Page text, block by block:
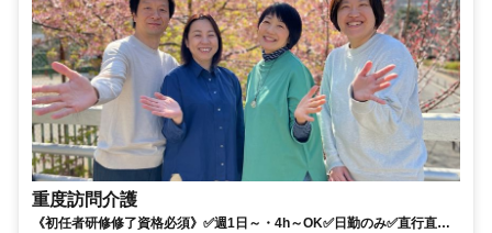
重度訪問介護
《初任者研修修了資格必須》✅週1日～・4h～OK✅日勤のみ✅直行直帰